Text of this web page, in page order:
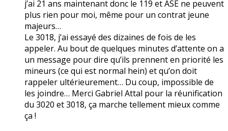
j’ai 21 ans maintenant donc le 119 et ASE ne peuvent
plus rien pour moi, même pour un contrat jeune
majeurs…
Le 3018, j’ai essayé des dizaines de fois de les
appeler. Au bout de quelques minutes d’attente on a
un message pour dire qu’ils prennent en priorité les
mineurs (ce qui est normal hein) et qu’on doit
rappeler ultérieurement… Du coup, impossible de
les joindre… Merci Gabriel Attal pour la réunification
du 3020 et 3018, ça marche tellement mieux comme
ça !